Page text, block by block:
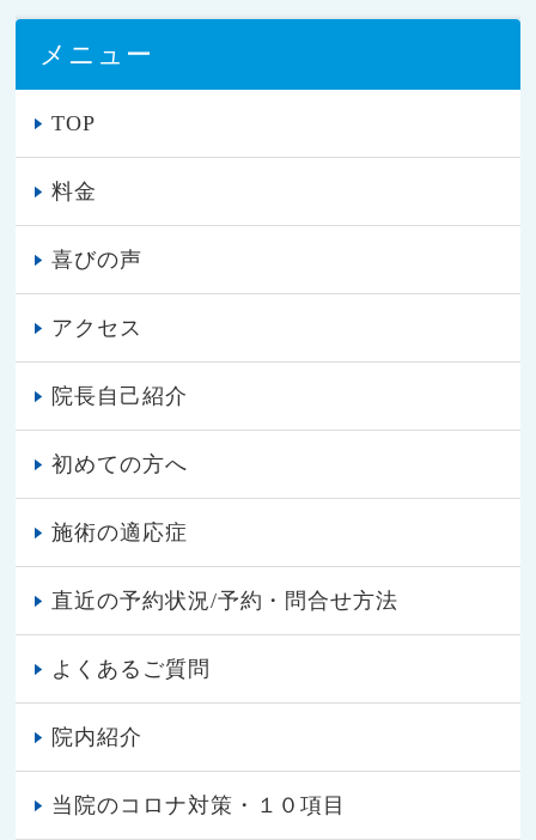
メニュー
TOP
料金
喜びの声
アクセス
院長自己紹介
初めての方へ
施術の適応症
直近の予約状況/予約・問合せ方法
よくあるご質問
院内紹介
当院のコロナ対策・１０項目